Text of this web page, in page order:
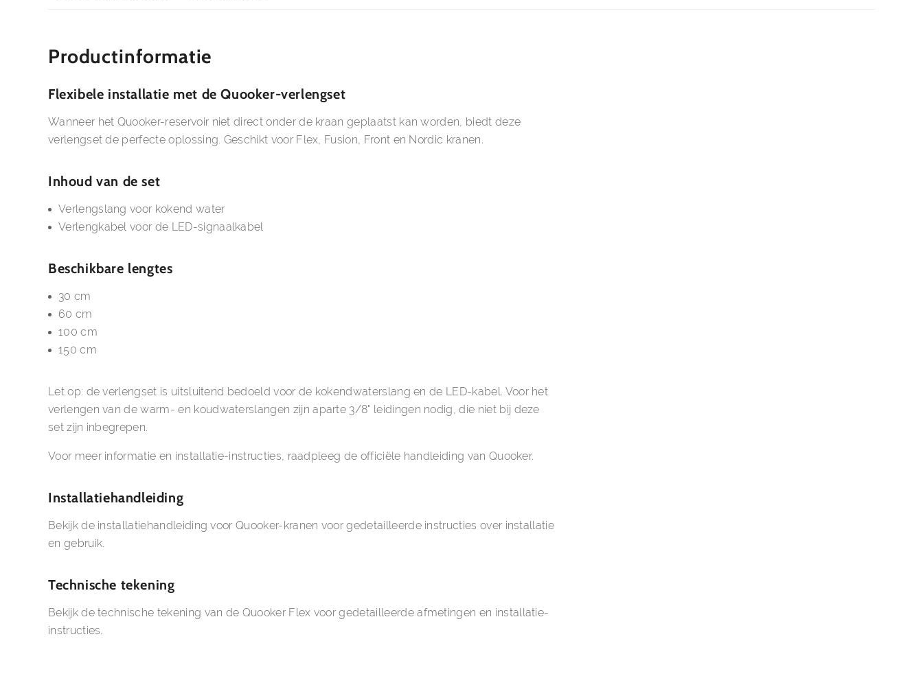
Productinformatie
Flexibele installatie met de Quooker-verlengset
Wanneer het Quooker-reservoir niet direct onder de kraan geplaatst kan worden, biedt deze
verlengset de perfecte oplossing. Geschikt voor Flex, Fusion, Front en Nordic kranen.
Inhoud van de set
Verlengslang voor kokend water
Verlengkabel voor de LED-signaalkabel
Beschikbare lengtes
30 cm
60 cm
100 cm
150 cm
Let op: de verlengset is uitsluitend bedoeld voor de kokendwaterslang en de LED-kabel. Voor het
verlengen van de warm- en koudwaterslangen zijn aparte 3/8" leidingen nodig, die niet bij deze
set zijn inbegrepen.
Voor meer informatie en installatie-instructies, raadpleeg de officiële handleiding van Quooker.
Installatiehandleiding
Bekijk de installatiehandleiding voor Quooker-kranen voor gedetailleerde instructies over installatie
en gebruik.
Technische tekening
Bekijk detechnische tekening van de Quooker Flex voor gedetailleerde afmetingen en installatie-
instructies.